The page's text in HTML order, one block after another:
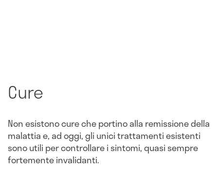
Cure
Non esistono cure che portino alla remissione della
malattia e, ad oggi, gli unici trattamenti esistenti
sono utili per controllare i sintomi, quasi sempre
fortemente invalidanti.